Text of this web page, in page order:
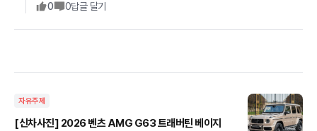
0 0답글 달기
자유주제
[신차사진] 2026 벤츠 AMG G63 트래버틴 베이지